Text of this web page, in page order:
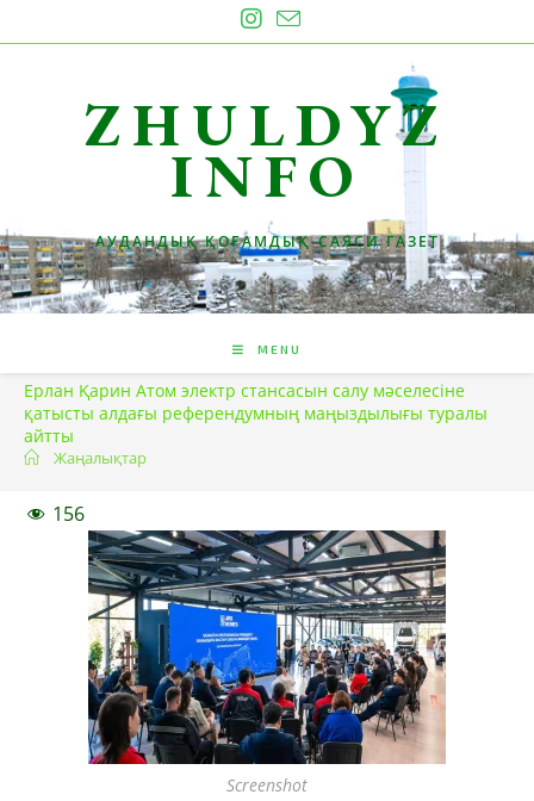
to
ZHULDYZ
INFO
АУДАНДЫҚ ҚОҒАМДЫҚ-САЯСИ ГАЗЕТ
MENU
Ерлан Қарин Атом электр стансасын салу мәселесіне
қатысты алдағы референдумның маңыздылығы туралы
айтты
Жаңалықтар
156
Screenshot